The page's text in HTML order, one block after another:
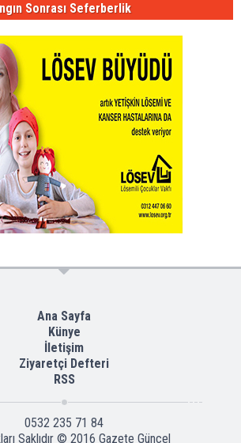
Sonrası Seferberlik
Ana Sayfa
Künye
İletişim
Ziyaretçi Defteri
RSS
0532 235 71 84
Saklıdır © 2016 Gazete Güncel